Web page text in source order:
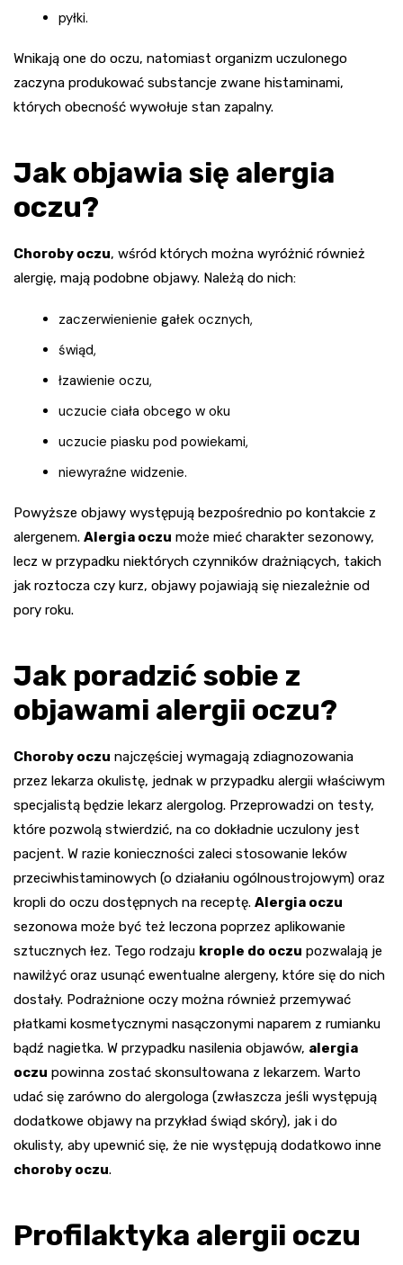
pyłki.
Wnikają one do oczu, natomiast organizm uczulonego
zaczyna produkować substancje zwane histaminami,
których obecność wywołuje stan zapalny.
Jak objawia się alergia
oczu?
Choroby oczu, wśród których można wyróżnić również
alergię, mają podobne objawy. Należą do nich:
zaczerwienienie gałek ocznych,
świąd,
łzawienie oczu,
uczucie ciała obcego w oku
uczucie piasku pod powiekami,
niewyraźne widzenie.
Powyższe objawy występują bezpośrednio po kontakcie z
alergenem. Alergia oczu może mieć charakter sezonowy,
lecz w przypadku niektórych czynników drażniących, takich
jak roztocza czy kurz, objawy pojawiają się niezależnie od
pory roku.
Jak poradzić sobie z
objawami alergii oczu?
Choroby oczu najczęściej wymagają zdiagnozowania
przez lekarza okulistę, jednak w przypadku alergii właściwym
specjalistą będzie lekarz alergolog. Przeprowadzi on testy,
które pozwolą stwierdzić, na co dokładnie uczulony jest
pacjent. W razie konieczności zaleci stosowanie leków
przeciwhistaminowych (o działaniu ogólnoustrojowym) oraz
kropli do oczu dostępnych na receptę. Alergia oczu
sezonowa może być też leczona poprzez aplikowanie
sztucznych łez. Tego rodzaju krople do oczu pozwalają je
nawilżyć oraz usunąć ewentualne alergeny, które się do nich
dostały. Podrażnione oczy można również przemywać
płatkami kosmetycznymi nasączonymi naparem z rumianku
bądź nagietka. W przypadku nasilenia objawów, alergia
oczu powinna zostać skonsultowana z lekarzem. Warto
udać się zarówno do alergologa (zwłaszcza jeśli występują
dodatkowe objawy na przykład świąd skóry), jak i do
okulisty, aby upewnić się, że nie występują dodatkowo inne
choroby oczu.
Profilaktyka alergii oczu